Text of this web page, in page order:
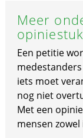
Meer
opiniestuk
Een petitie
iets moet
nog niet
Met een
mensen